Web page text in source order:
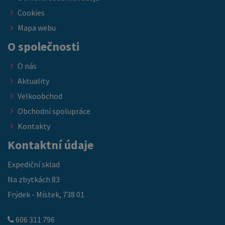
Cookies
Mapa webu
O společnosti
O nás
Aktuality
Velkoobchod
Obchodní spolupráce
Kontakty
Kontaktní údaje
Expediční sklad
Na zbytkách 83
Frýdek - Místek, 738 01
606 311 796